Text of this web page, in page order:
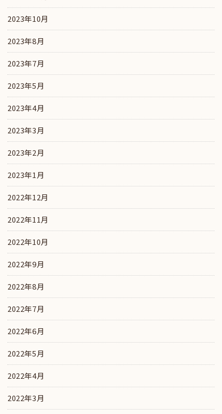
2023年10月
2023年8月
2023年7月
2023年5月
2023年4月
2023年3月
2023年2月
2023年1月
2022年12月
2022年11月
2022年10月
2022年9月
2022年8月
2022年7月
2022年6月
2022年5月
2022年4月
2022年3月